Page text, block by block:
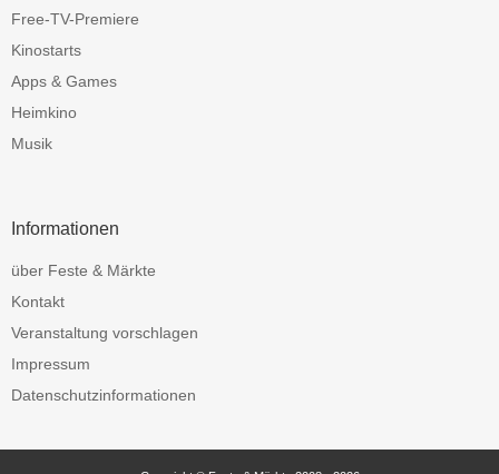
Free-TV-Premiere
Kinostarts
Apps & Games
Heimkino
Musik
Informationen
über Feste & Märkte
Kontakt
Veranstaltung vorschlagen
Impressum
Datenschutzinformationen